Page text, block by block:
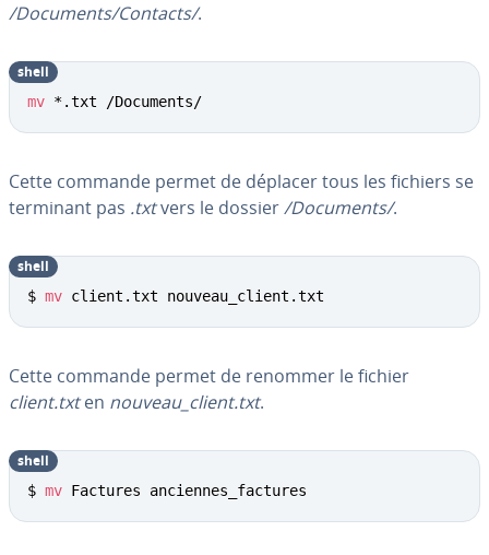
/Documents/Contacts/.
mv *.txt /Documents/
shell
Cette commande permet de déplacer tous les fichiers se
terminant pas .txtvers le dossier/Documents/.
$ mv client.txt nouveau_client.txt
shell
Cette commande permet de renommer le fichier
client.txten nouveau_client.txt.
$ mv Factures anciennes_factures
shell